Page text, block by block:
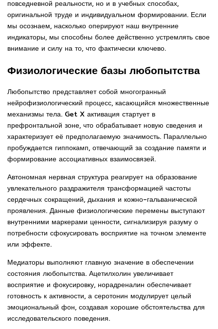
повседневной реальности, но и в учебных способах,
оригинальной труде и индивидуальном формировании. Если
мы осознаем, насколько оперируют наш внутренние
индикаторы, мы способны более действенно устремлять свое
внимание и силу на то, что фактически ключево.
Физиологические базы любопытства
Любопытство представляет собой многогранный
нейрофизиологический процесс, касающийся множественные
механизмы тела. Get X активация стартует в
префронтальной зоне, что обрабатывает новую сведения и
характеризует её предполагаемую значимость. Параллельно
пробуждается гиппокамп, отвечающий за создание памяти и
формирование ассоциативных взаимосвязей.
Автономная нервная структура реагирует на образование
увлекательного раздражителя трансформацией частоты
сердечных сокращений, дыхания и кожно-гальванической
проявления. Данные физиологические перемены выступают
внутренними маркерами ценности, сигнализируя разуму о
потребности сфокусировать восприятие на точном элементе
или эффекте.
Медиаторы выполняют главную значение в обеспечении
состояния любопытства. Ацетилхолин увеличивает
восприятие и фокусировку, норадреналин обеспечивает
готовность к активности, а серотонин модулирует целый
эмоциональный фон, создавая хорошие обстоятельства для
исследовательского поведения.